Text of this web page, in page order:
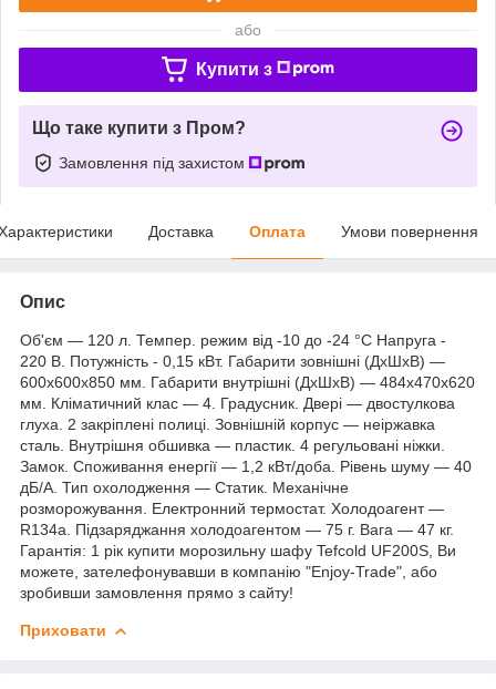
або
Купити з
Що таке купити з Пром?
Замовлення під захистом
Доставка Оплата Умови повернення
Опис
Об'єм — 120 л. Темпер. режим від -10 до -24 °C Напруга -
220 В. Потужність - 0,15 кВт. Габарити зовнішні (ДхШхВ) —
600х600х850 мм. Габарити внутрішні (ДхШхВ) — 484х470х620
мм. Кліматичний клас — 4. Градусник. Двері — двостулкова
глуха. 2 закріплені полиці. Зовнішній корпус — неіржавка
сталь. Внутрішня обшивка — пластик. 4 регульовані ніжки.
Замок. Споживання енергії — 1,2 кВт/доба. Рівень шуму — 40
дБ/А. Тип охолодження — Статик. Механічне
розморожування. Електронний термостат. Холодоагент —
R134a. Підзаряджання холодоагентом — 75 г. Вага — 47 кг.
Гарантія: 1 рік купити морозильну шафу Tefcold UF200S, Ви
можете, зателефонувавши в компанію "Enjoy-Trade", або
зробивши замовлення прямо з сайту!
Приховати